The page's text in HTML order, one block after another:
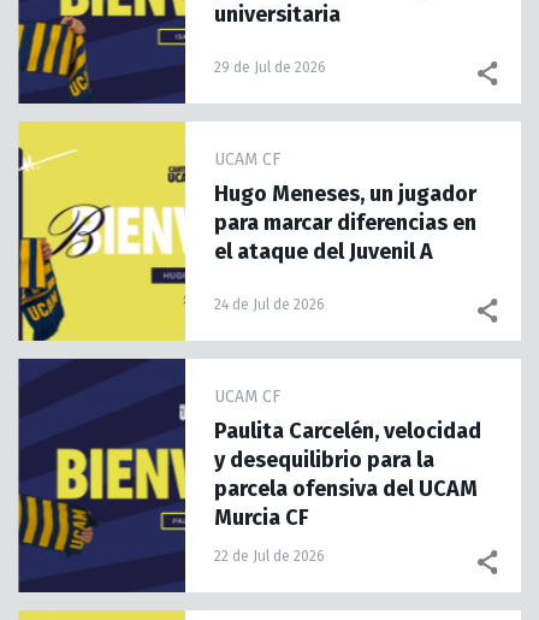
universitaria
29 de Jul de 2026
UCAM CF
Hugo Meneses, un jugador
para marcar diferencias en
el ataque del Juvenil A
24 de Jul de 2026
UCAM CF
Paulita Carcelén, velocidad
y desequilibrio para la
parcela ofensiva del UCAM
Murcia CF
22 de Jul de 2026